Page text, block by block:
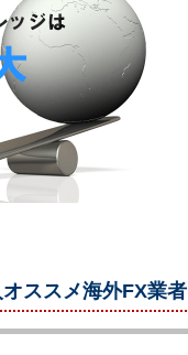
ススメ海外FX業